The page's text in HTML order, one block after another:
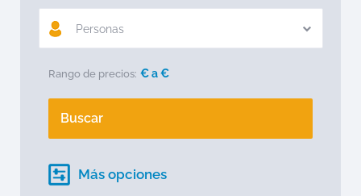
Personas
Rango de precios: € a€
Buscar
Más opciones